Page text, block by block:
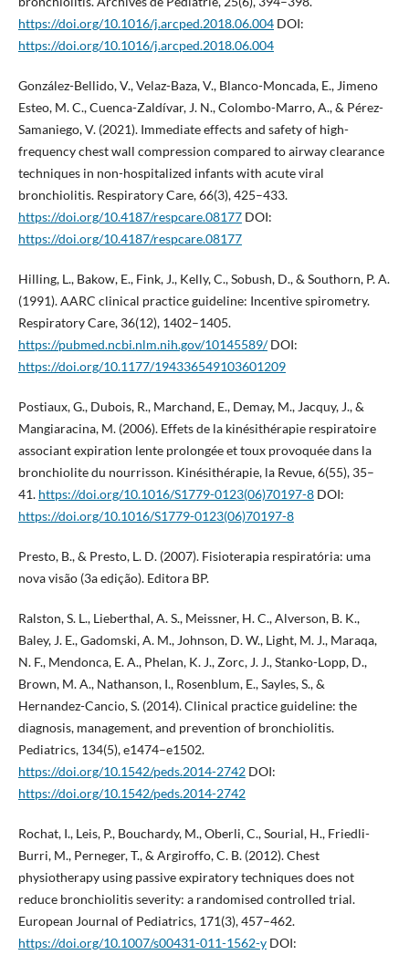
https://doi.org/10.1016/j.arcped.2018.06.004DOI:
https://doi.org/10.1016/j.arcped.2018.06.004
González-Bellido, V., Velaz-Baza, V., Blanco-Moncada, E., Jimeno
Esteo, M. C., Cuenca-Zaldívar, J. N., Colombo-Marro, A., & Pérez-
Samaniego, V. (2021). Immediate effects and safety of high-
frequency chest wall compression compared to airway clearance
techniques in non-hospitalized infants with acute viral
bronchiolitis. Respiratory Care, 66(3), 425–433.
https://doi.org/10.4187/respcare.08177DOI:
https://doi.org/10.4187/respcare.08177
Hilling, L., Bakow, E., Fink, J., Kelly, C., Sobush, D., & Southorn, P. A.
(1991). AARC clinical practice guideline: Incentive spirometry.
Respiratory Care, 36(12), 1402–1405.
https://pubmed.ncbi.nlm.nih.gov/10145589/DOI:
https://doi.org/10.1177/194336549103601209
Postiaux, G., Dubois, R., Marchand, E., Demay, M., Jacquy, J., &
Mangiaracina, M. (2006). Effets de la kinésithérapie respiratoire
associant expiration lente prolongée et toux provoquée dans la
bronchiolite du nourrisson. Kinésithérapie, la Revue, 6(55), 35–
41. https://doi.org/10.1016/S1779-0123(06)70197-8DOI:
https://doi.org/10.1016/S1779-0123(06)70197-8
Presto, B., & Presto, L. D. (2007). Fisioterapia respiratória: uma
nova visão (3a edição). Editora BP.
Ralston, S. L., Lieberthal, A. S., Meissner, H. C., Alverson, B. K.,
Baley, J. E., Gadomski, A. M., Johnson, D. W., Light, M. J., Maraqa,
N. F., Mendonca, E. A., Phelan, K. J., Zorc, J. J., Stanko-Lopp, D.,
Brown, M. A., Nathanson, I., Rosenblum, E., Sayles, S., &
Hernandez-Cancio, S. (2014). Clinical practice guideline: the
diagnosis, management, and prevention of bronchiolitis.
Pediatrics, 134(5), e1474–e1502.
https://doi.org/10.1542/peds.2014-2742DOI:
https://doi.org/10.1542/peds.2014-2742
Rochat, I., Leis, P., Bouchardy, M., Oberli, C., Sourial, H., Friedli-
Burri, M., Perneger, T., & Argiroffo, C. B. (2012). Chest
physiotherapy using passive expiratory techniques does not
reduce bronchiolitis severity: a randomised controlled trial.
European Journal of Pediatrics, 171(3), 457–462.
https://doi.org/10.1007/s00431-011-1562-yDOI: